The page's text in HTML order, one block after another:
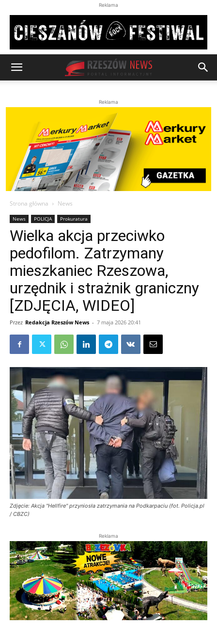
Reklama
Reklama
Strona główna News
News POLICJA Prokuratura
Wielka akcja przeciwko
pedofilom. Zatrzymany
mieszkaniec Rzeszowa,
urzędnik i strażnik graniczny
[ZDJĘCIA, WIDEO]
Przez Redakcja Rzeszów News - 7 maja 2026 20:41
Zdjęcie: Akcja "Hellfire" przyniosła zatrzymania na Podkarpaciu (fot. Policja.pl
/ CBZC)
Reklama